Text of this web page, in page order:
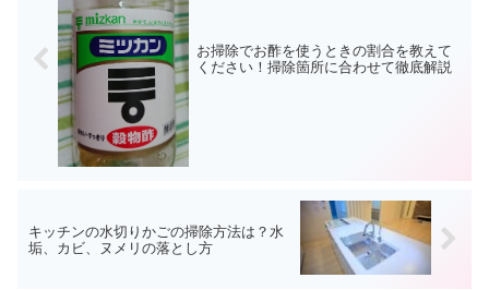
お掃除でお酢を使うときの割合を教えて
ください！掃除箇所に合わせて徹底解説
キッチンの水切りかごの掃除方法は？水
垢、カビ、ヌメリの落とし方